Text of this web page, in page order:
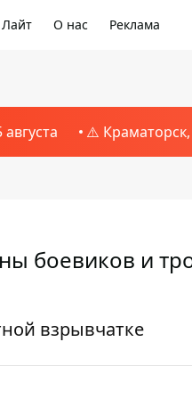
Лайт О нас Реклама
⚠️
боевиков и
взрывчатке